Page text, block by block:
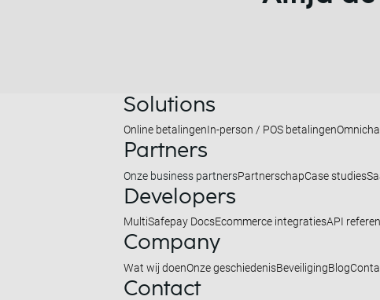
Solutions
Online betalingenIn-person / POS betalingen
Partners
Onze business partnersPartnerschapCase studies
Developers
MultiSafepay DocsEcommerce integratiesAPI
Company
Wat wij doenOnze geschiedenisBeveiligingBlog
Contact